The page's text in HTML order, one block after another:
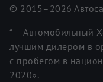
© 2015– 2026
* – Автомобильный
лучшим дилером в
с пробегом в
2020».